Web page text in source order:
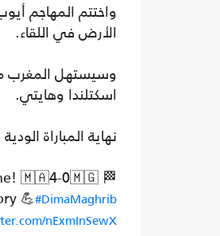
الأرض في اللقاء.
اسكتلندا وهايتي.
نهاية المباراة
🏁 Full-time! 🇲🇦4-0🇲🇬
💪#DimaMaghrib
nExmInSewX